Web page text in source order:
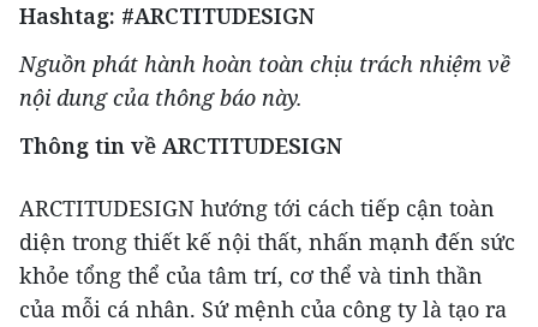
Hashtag: #ARCTITUDESIGN
Nguồn phát hành hoàn toàn chịu trách nhiệm về
nội dung của thông báo này.
Thông tin về ARCTITUDESIGN
ARCTITUDESIGN hướng tới cách tiếp cận toàn
diện trong thiết kế nội thất, nhấn mạnh đến sức
khỏe tổng thể của tâm trí, cơ thể và tinh thần
của mỗi cá nhân. Sứ mệnh của công ty là tạo ra